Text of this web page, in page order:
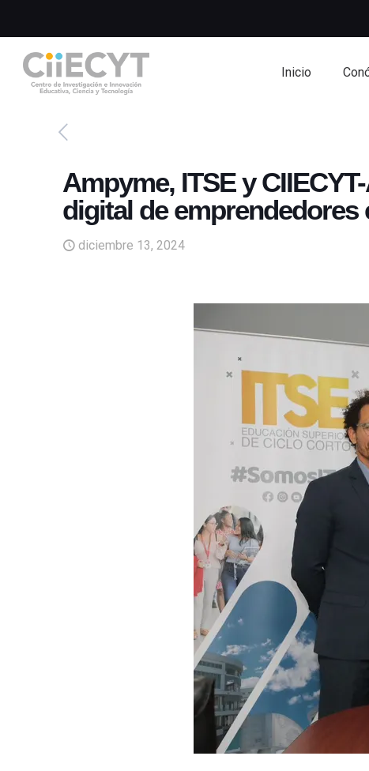
Inicio
Ampyme, ITSE y
digital de emprendedores
diciembre 13, 2024